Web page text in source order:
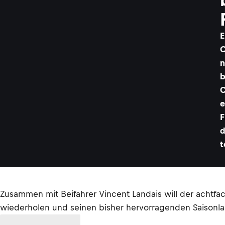
Zusammen mit Beifahrer Vincent Landais will der
wiederholen und seinen bisher hervorragenden